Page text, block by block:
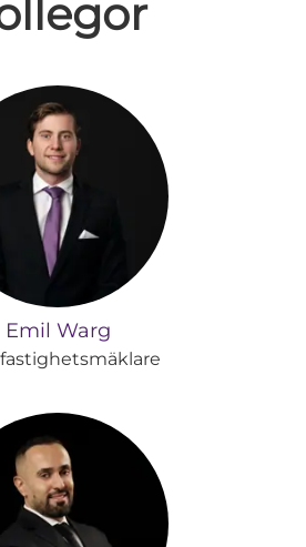
Emil Warg